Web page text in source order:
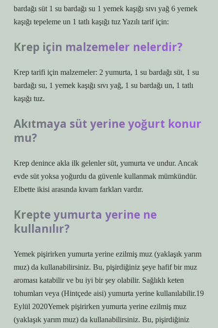
bardağı süt 1 su bardağı su 1 yemek kaşığı sıvı yağ 6 yemek
kaşığı tepeleme un 1 tatlı kaşığı tuz Yazılı tarif için:
Krep için malzemeler nelerdir?
Krep tarifi için malzemeler: 2 yumurta, 1 su bardağı süt, 1 su
bardağı su, 1 yemek kaşığı sıvı yağ, 1 su bardağı un, 1 tatlı
kaşığı tuz.
Akıtmaya süt yerine yoğurt konur
mu?
Krep denince akla ilk gelenler süt, yumurta ve undur. Ancak
evde süt yoksa yoğurdu da güvenle kullanmak mümkündür.
Elbette ikisi arasında kıvam farkları vardır.
Krepte yumurta yerine ne
kullanılır?
Yemek pişirirken yumurta yerine ezilmiş muz (yaklaşık yarım
muz) da kullanabilirsiniz. Bu, pişirdiğiniz şeye hafif bir muz
aroması katabilir ve bu iyi bir şey olabilir. Sağlıklı keten
tohumları veya (Hintçede aisi) yumurta yerine kullanılabilir.19
Eylül 2020Yemek pişirirken yumurta yerine ezilmiş muz
(yaklaşık yarım muz) da kullanabilirsiniz. Bu, pişirdiğiniz